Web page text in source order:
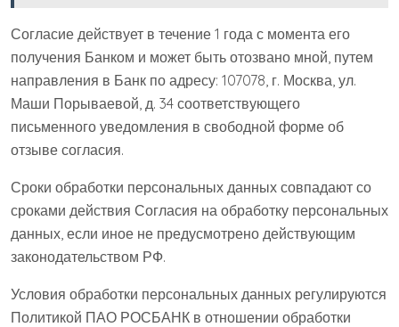
Согласие действует в течение 1 года с момента его
получения Банком и может быть отозвано мной, путем
направления в Банк по адресу: 107078, г. Москва, ул.
Маши Порываевой, д. 34 соответствующего
письменного уведомления в свободной форме об
отзыве согласия.
Сроки обработки персональных данных совпадают со
сроками действия Согласия на обработку персональных
данных, если иное не предусмотрено действующим
законодательством РФ.
Условия обработки персональных данных регулируются
Политикой ПАО РОСБАНК в отношении обработки